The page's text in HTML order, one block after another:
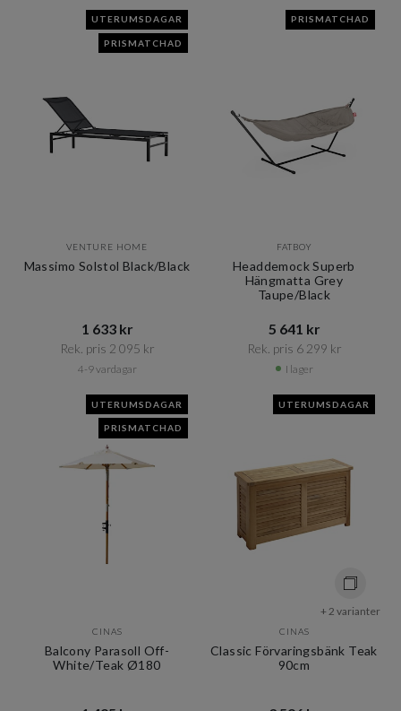
UTERUMSDAGAR
PRISMATCHAD
VENTURE HOME
Massimo Solstol Black/Black
1 633 kr​​
Rek. pris 2 095 kr​​
4-9 vardagar
PRISMATCHAD
FATBOY
Headdemock Superb
Hängmatta Grey
Taupe/Black
5 641 kr​​
Rek. pris 6 299 kr​​
I lager
UTERUMSDAGAR
PRISMATCHAD
CINAS
Balcony Parasoll Off-
White/Teak Ø180
UTERUMSDAGAR
+ 2 varianter
CINAS
Classic Förvaringsbänk Teak
90cm